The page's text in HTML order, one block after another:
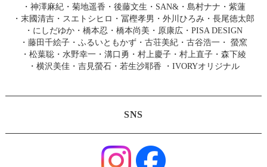
・ 神澤麻紀・ 菊地遥香 ・ 後藤文生 ・ SAN& ・ 島村ナナ ・ 紫蓮
・ 末國清吉 ・ スエトシヒロ ・ 冨樫孝男 ・ 外川ひろみ ・ 長尾徳太郎
・ にしだゆか ・ 橋本忍 ・ 橋本尚美 ・ 原康広 ・ PISA DESIGN
・ 藤田千絵子 ・ ふるいともかず ・ 古荘美紀 ・ 古谷浩一 ・ 螢窯
・ 松葉聡 ・ 水野幸一 ・ 溝口勇 ・ 村上慶子 ・ 村上直子 ・ 森下綾
・ 横沢美佳・ 吉見螢石・ 若生沙耶香 ・ IVORYオリジナル
SNS